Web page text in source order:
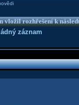
vložil rozhřešení k
záznam